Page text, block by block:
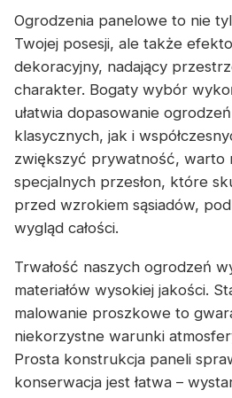
Ogrodzenia panelowe to nie
Twojej posesji, ale także
dekoracyjny, nadający
charakter. Bogaty wybór
ułatwia dopasowanie
klasycznych, jak i
zwiększyć prywatność, warto
specjalnych przesłon, które
przed wzrokiem sąsiadów,
wygląd całości.
Trwałość naszych ogrodzeń
materiałów wysokiej jakości.
malowanie proszkowe to
niekorzystne warunki
Prosta konstrukcja paneli
konserwacja jest łatwa –